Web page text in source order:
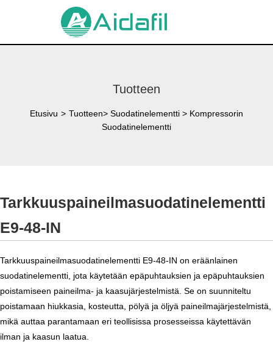
Tuotteen
Etusivu > Tuotteen> Suodatinelementti > Kompressorin
Suodatinelementti
Tarkkuuspaineilmasuodatinelementti
E9-48-IN
Tarkkuuspaineilmasuodatinelementti E9-48-IN on eräänlainen
suodatinelementti, jota käytetään epäpuhtauksien ja epäpuhtauksien
poistamiseen paineilma- ja kaasujärjestelmistä. Se on suunniteltu
poistamaan hiukkasia, kosteutta, pölyä ja öljyä paineilmajärjestelmistä,
mikä auttaa parantamaan eri teollisissa prosesseissa käytettävän
ilman ja kaasun laatua.